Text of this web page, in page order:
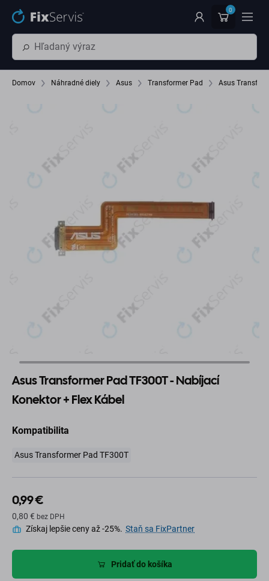
Preskočiť na hlavný obsah 0
Domov Náhradné diely Asus Transformer Pad Asus
Asus Transformer Pad TF300T - Nabíjací
Konektor + Flex Kábel
Kompatibilita
Asus Transformer Pad TF300T
0,99 €
0,80 € bez DPH
Získaj lepšie ceny až -25%. Staň sa FixPartner
Pridať do košíka